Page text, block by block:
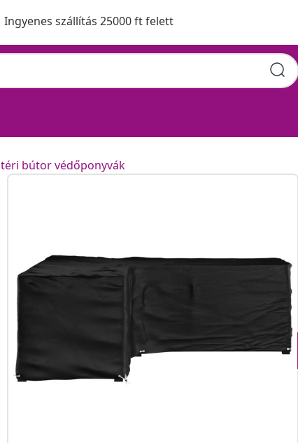
Ingyenes szállítás 25000 ft felett
bútor védőponyvák